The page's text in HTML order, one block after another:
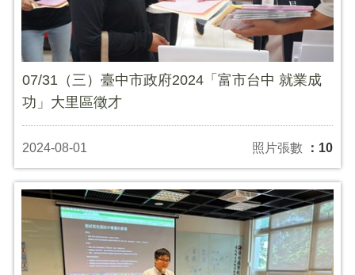
07/31（三）臺中市政府2024「富市台中 就業成
功」大里區徵才
2024-08-01 照片張數 ：10